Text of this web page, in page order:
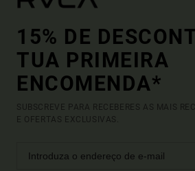
15% DE
TUA PRIMEIRA
ENCOMENDA*
SUBSCREVE PARA RECEBERES AS MAIS
E OFERTAS EXCLUSIVAS.